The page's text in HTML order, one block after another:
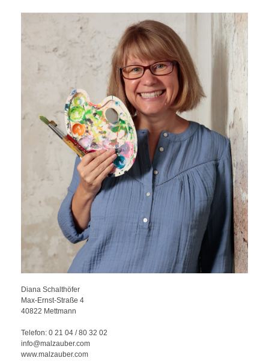
Diana Schalthöfer
Max-Ernst-Straße 4
40822 Mettmann
Telefon: 0 21 04 / 80 32 02
info@malzauber.com
www.malzauber.com